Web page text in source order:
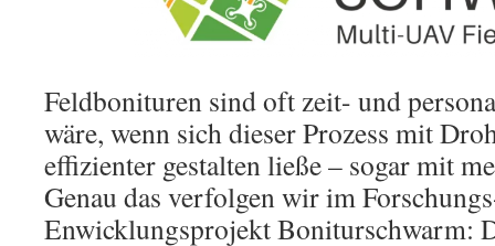
Feldbonituren sind oft zeit- und
wäre, wenn sich dieser Prozess mit
effizienter gestalten ließe – sogar mit
Genau das verfolgen wir im
Enwicklungsprojekt Boniturschwarm: